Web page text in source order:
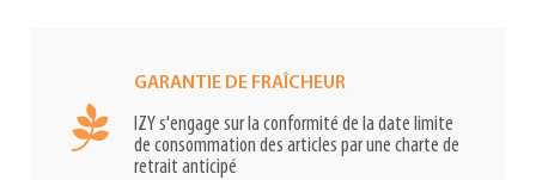
GARANTIE DE FRAÎCHEUR
IZY s'engage sur la conformité de la date limite
de consommation des articles par une charte de
retrait anticipé